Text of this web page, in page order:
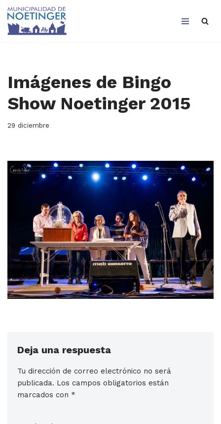
Saltar
Imágenes de Bingo
Show Noetinger 2015
29 diciembre
Deja una respuesta
Tu dirección de correo electrónico no será
publicada. Los campos obligatorios están
marcados con *